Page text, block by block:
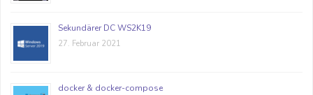
Sekundärer DC WS2K19
27. Februar 2021
docker & docker-compose